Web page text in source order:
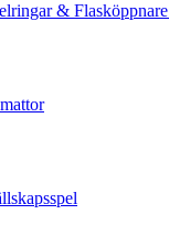
& Flasköppnare